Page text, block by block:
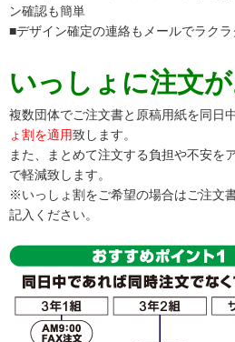
ン確認も簡単
■デザイン確定の連絡もメールでラクラ
いっしょに注文が
複数団体でご注文書と原稿用紙を同日
ょ割を適用致します。
また、まとめて注文する負担や不安を
で軽減致します。
※いっしょ割をご希望の場合はご注文
記入ください。